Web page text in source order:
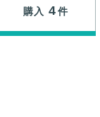
購入 4 件